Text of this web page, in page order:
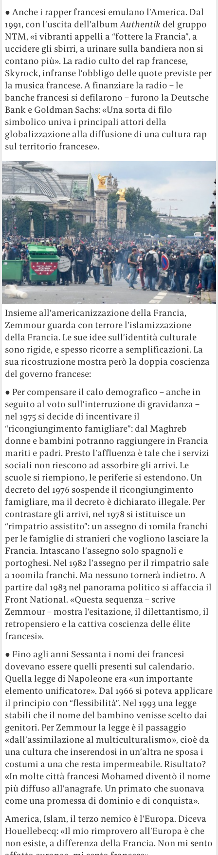
● Anche i rapper francesi emulano l’America. Dal
1991, con l’uscita dell’albumAuthentik del gruppo
NTM, «i vibranti appelli a “fottere la Francia”, a
uccidere gli sbirri, a urinare sulla bandiera non si
contano più». La radio culto del rap francese,
Skyrock, infranse l’obbligo delle quote previste per
la musica francese. A finanziare la radio – le
banche francesi si defilarono – furono la Deutsche
Bank e Goldman Sachs: «Una sorta di filo
simbolico univa i principali attori della
globalizzazione alla diffusione di una cultura rap
sul territorio francese».
Insieme all’americanizzazione della Francia,
Zemmour guarda con terrore l’islamizzazione
della Francia. Le sue idee sull’identità culturale
sono rigide, e spesso ricorre a semplificazioni. La
sua ricostruzione mostra però la doppia coscienza
del governo francese:
● Per compensare il calo demografico – anche in
seguito al voto sull’interruzione di gravidanza –
nel 1975 si decide di incentivare il
“ricongiungimento famigliare”: dal Maghreb
donne e bambini potranno raggiungere in Francia
mariti e padri. Presto l’affluenza è tale che i servizi
sociali non riescono ad assorbire gli arrivi. Le
scuole si riempiono, le periferie si estendono. Un
decreto del 1976 sospende il ricongiungimento
famigliare, ma il decreto è dichiarato illegale. Per
contrastare gli arrivi, nel 1978 si istituisce un
“rimpatrio assistito”: un assegno di 10mila franchi
per le famiglie di stranieri che vogliono lasciare la
Francia. Intascano l’assegno solo spagnoli e
portoghesi. Nel 1982 l’assegno per il rimpatrio sale
a 100mila franchi. Ma nessuno tornerà indietro. A
partire dal 1983 nel panorama politico si affaccia il
Front National. «Questa sequenza – scrive
Zemmour – mostra l’esitazione, il dilettantismo, il
retropensiero e la cattiva coscienza delle élite
francesi».
● Fino agli anni Sessanta i nomi dei francesi
dovevano essere quelli presenti sul calendario.
Quella legge di Napoleone era «un importante
elemento unificatore». Dal 1966 si poteva applicare
il principio con “flessibilità”. Nel 1993 una legge
stabilì che il nome del bambino venisse scelto dai
genitori. Per Zemmour la legge è il passaggio
«dall’assimilazione al multiculturalismo», cioè da
una cultura che inserendosi in un’altra ne sposa i
costumi a una che resta impermeabile. Risultato?
«In molte città francesi Mohamed diventò il nome
più diffuso all’anagrafe. Un primato che suonava
come una promessa di dominio e di conquista».
America, Islam, il terzo nemico è l’Europa. Diceva
Houellebecq: «Il mio rimprovero all’Europa è che
non esiste, a differenza della Francia. Non mi sento